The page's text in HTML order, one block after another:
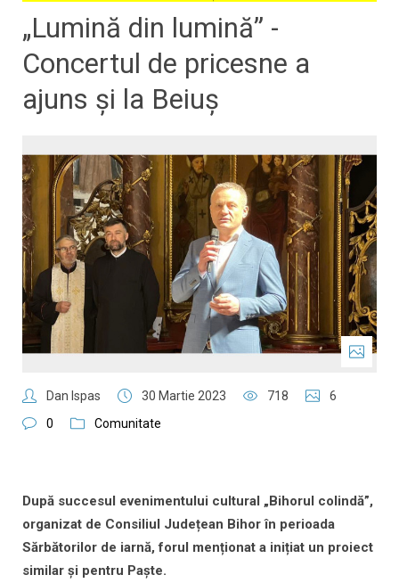
„Lumină din lumină” -
Concertul de pricesne a
ajuns și la Beiuș
Dan Ispas 30 Martie 2023 718
6
0
Comunitate
După succesul evenimentului cultural „Bihorul colindă”,
organizat de Consiliul Județean Bihor în perioada
Sărbătorilor de iarnă, forul menționat a inițiat un proiect
similar și pentru Paște.